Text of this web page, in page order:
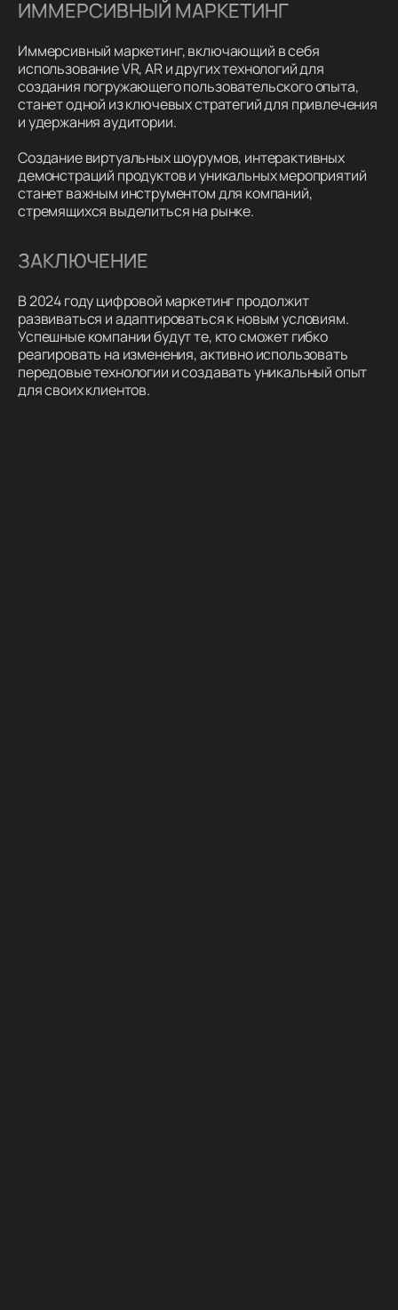
ИММЕРСИВНЫЙ МАРКЕТИНГ
Иммерсивный маркетинг, включающий в себя
использование VR, AR и других технологий для
создания погружающего пользовательского опыта,
станет одной из ключевых стратегий для привлечения
и удержания аудитории.
Создание виртуальных шоурумов, интерактивных
демонстраций продуктов и уникальных мероприятий
станет важным инструментом для компаний,
стремящихся выделиться на рынке.
ЗАКЛЮЧЕНИЕ
В 2024 году цифровой маркетинг продолжит
развиваться и адаптироваться к новым условиям.
Успешные компании будут те, кто сможет гибко
реагировать на изменения, активно использовать
передовые технологии и создавать уникальный опыт
для своих клиентов.